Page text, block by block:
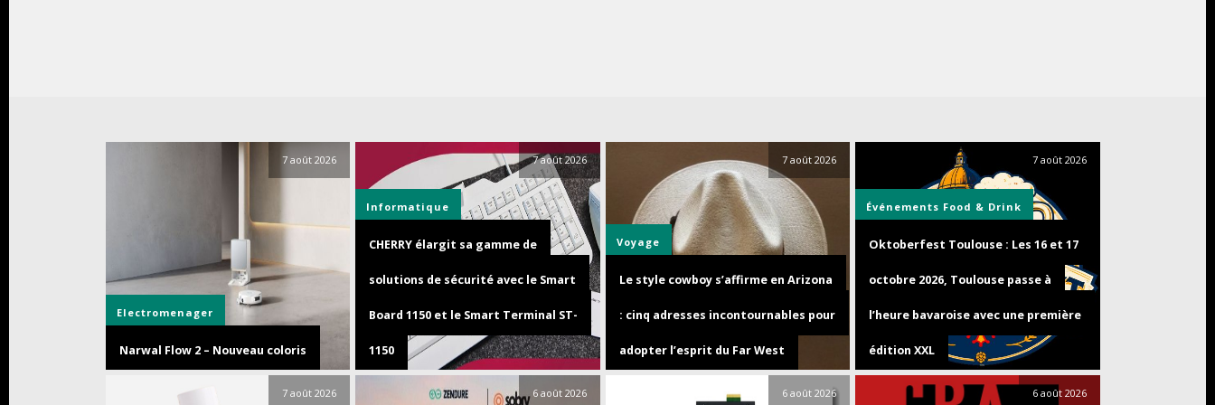
7 août 2026
Electromenager
Narwal Flow 2 – Nouveau coloris
7 août 2026
Informatique
CHERRY élargit sa gamme de
solutions de sécurité avec le Smart
Board 1150 et le Smart Terminal ST-
1150
7 août 2026
Voyage
Le style cowboy s’affirme en Arizona
: cinq adresses incontournables pour
adopter l’esprit du Far West
7 août 2026
Événements Food & Drink
Oktoberfest Toulouse : Les 16 et 17
octobre 2026, Toulouse passe à
l’heure bavaroise avec une première
édition XXL
7 août 2026 6 août 2026 6 août 2026 6 août 2026